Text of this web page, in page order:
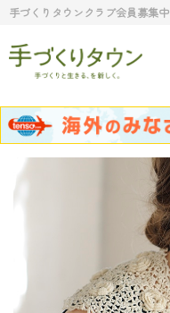
手づくりタウンクラブ会員募集中